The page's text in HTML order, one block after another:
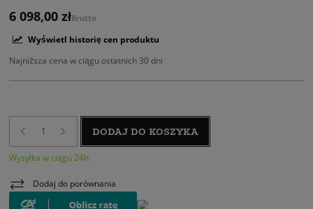
6 098,00 złBrutto
Wyświetl historię cen produktu
Najniższa cena w ciągu ostatnich 30 dni
DODAJ DO KOSZYKA
Wysyłka w ciągu 24h
Dodaj do porównania